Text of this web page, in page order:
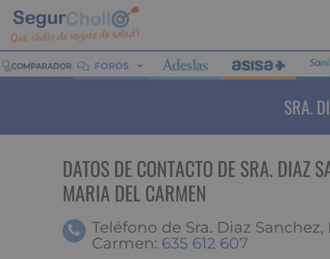
FOROS
SRA.
DATOS DE CONTACTO DE SRA. DIAZ
MARIA DEL CARMEN
Teléfono de Sra. Diaz Sanchez,
Carmen: 635 612 607